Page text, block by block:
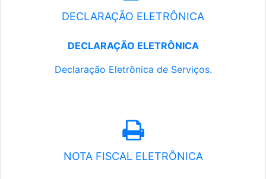
DECLARAÇÃO ELETRÔNICA
DECLARAÇÃO ELETRÔNICA
Declaração Eletrônica de Serviços.
NOTA FISCAL ELETRÔNICA